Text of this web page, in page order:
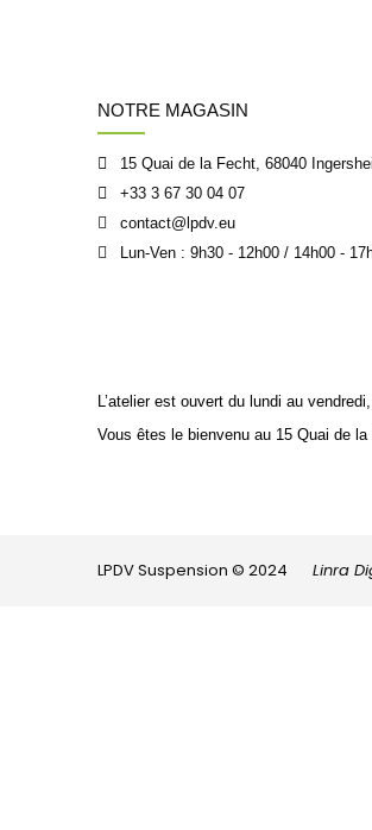
NOTRE MAGASIN
15 Quai de la Fecht, 68040
+33 3 67 30 04 07
contact@lpdv.eu
Lun-Ven : 9h30 - 12h00 / 14h00 -
L’atelier est ouvert du lundi au
Vous êtes le bienvenu au 15 Quai de
LPDV Suspension © 2024 Linra